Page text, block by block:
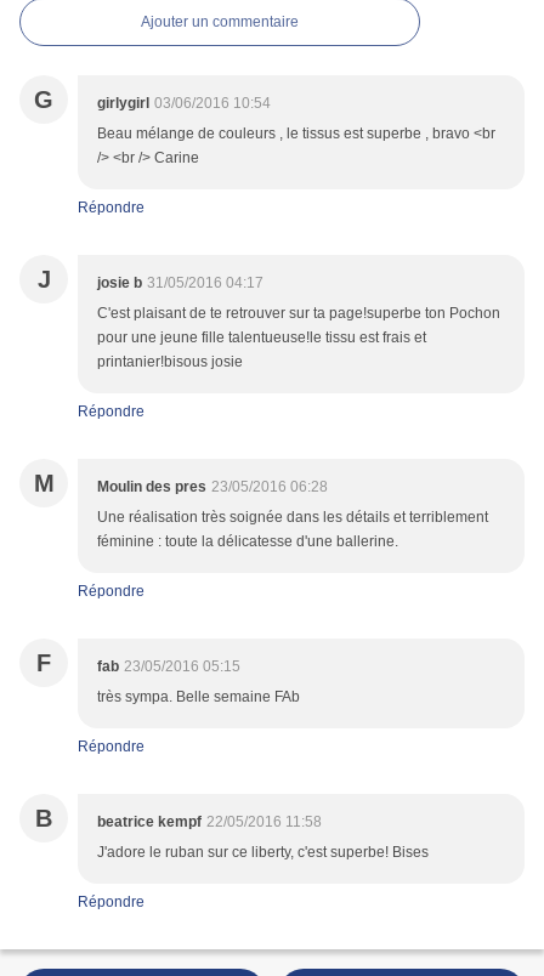
Ajouter un commentaire
G girlygirl 03/06/2016 10:54
Beau mélange de couleurs , le tissus est superbe , bravo <br
/> <br /> Carine
Répondre
J josie b 31/05/2016 04:17
C'est plaisant de te retrouver sur ta page!superbe ton Pochon
pour une jeune fille talentueuse!le tissu est frais et
printanier!bisous josie
Répondre
M Moulin des pres 23/05/2016 06:28
Une réalisation très soignée dans les détails et terriblement
féminine : toute la délicatesse d'une ballerine.
Répondre
F fab 23/05/2016 05:15
très sympa. Belle semaine FAb
Répondre
B beatrice kempf 22/05/2016 11:58
J'adore le ruban sur ce liberty, c'est superbe! Bises
Répondre